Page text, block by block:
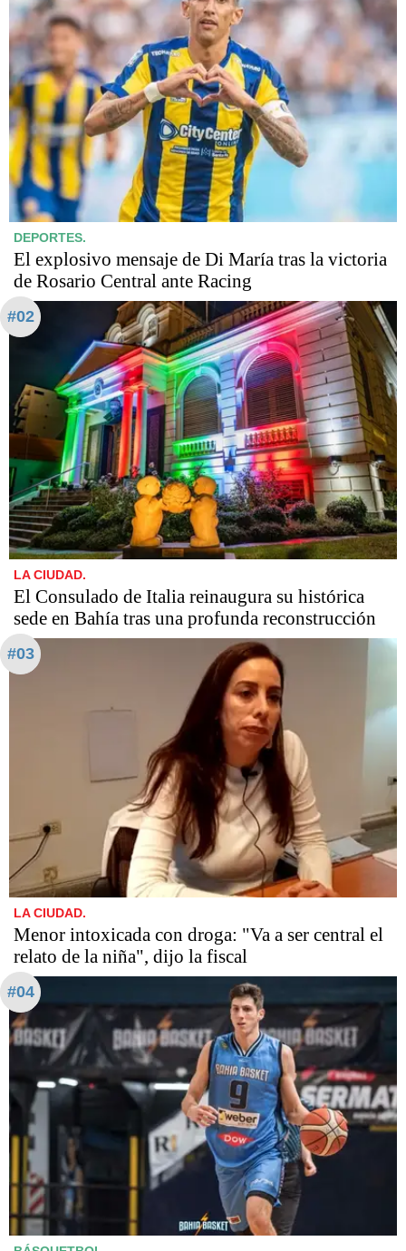
DEPORTES.
El explosivo mensaje de Di María tras la victoria
de Rosario Central ante Racing
#02
LA CIUDAD.
El Consulado de Italia reinaugura su histórica
sede en Bahía tras una profunda reconstrucción
#03
LA CIUDAD.
Menor intoxicada con droga: "Va a ser central el
relato de la niña", dijo la fiscal
#04